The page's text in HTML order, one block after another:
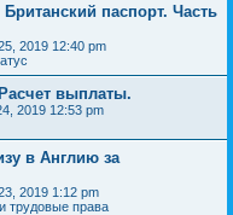
паспорт. Часть
2019 12:40 pm
выплаты.
2019 12:53 pm
в Англию за
2019 1:12 pm
трудовые права